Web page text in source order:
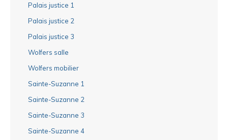
Palais justice 1
Palais justice 2
Palais justice 3
Wolfers salle
Wolfers mobilier
Sainte-Suzanne 1
Sainte-Suzanne 2
Sainte-Suzanne 3
Sainte-Suzanne 4